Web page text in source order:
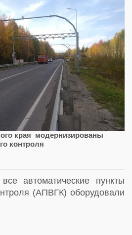
края модернизированы
контроля
автоматические пункты
(АПВГК) оборудовали
автомобиль полностью